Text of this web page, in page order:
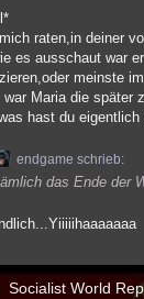
raten,in deiner
es ausschaut war
meinste
war Maria die später
hast du
endgame schrieb:
das Ende der
Socialist World